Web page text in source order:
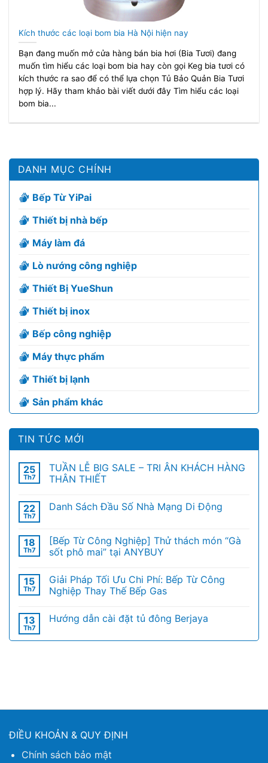
Kích thước các loại bom bia Hà Nội hiện nay
Bạn đang muốn mở cửa hàng bán bia hơi (Bia Tươi) đang
muốn tìm hiểu các loại bom bia hay còn gọi Keg bia tươi có
kích thước ra sao để có thể lựa chọn Tủ Bảo Quản Bia Tươi
hợp lý. Hãy tham khảo bài viết dưới đây Tìm hiểu các loại
bom bia...
DANH MỤC CHÍNH
Bếp Từ YiPai
Thiết bị nhà bếp
Máy làm đá
Lò nướng công nghiệp
Thiết Bị YueShun
Thiết bị inox
Bếp công nghiệp
Máy thực phẩm
Thiết bị lạnh
Sản phẩm khác
TIN TỨC MỚI
25
Th7
TUẦN LỄ BIG SALE – TRI ÂN KHÁCH HÀNG
THÂN THIẾT
22
Th7
Danh Sách Đầu Số Nhà Mạng Di Động
18
Th7
[Bếp Từ Công Nghiệp] Thử thách món “Gà
sốt phô mai” tại ANYBUY
15
Th7
Giải Pháp Tối Ưu Chi Phí: Bếp Từ Công
Nghiệp Thay Thế Bếp Gas
13
Th7
Hướng dẫn cài đặt tủ đông Berjaya
ĐIỀU KHOẢN & QUY ĐỊNH
Chính sách bảo mật